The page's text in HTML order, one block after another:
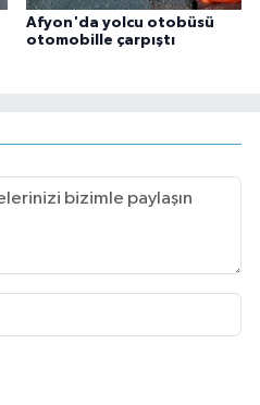
Afyon'da yolcu otobüsü
otomobille çarpıştı